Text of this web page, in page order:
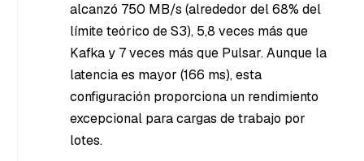
alcanzó 750 MB/s (alrededor del 68% del
límite teórico de S3), 5,8 veces más que
Kafka y 7 veces más que Pulsar. Aunque la
latencia es mayor (166 ms), esta
configuración proporciona un rendimiento
excepcional para cargas de trabajo por
lotes.